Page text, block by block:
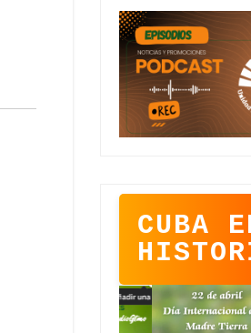
CUBA